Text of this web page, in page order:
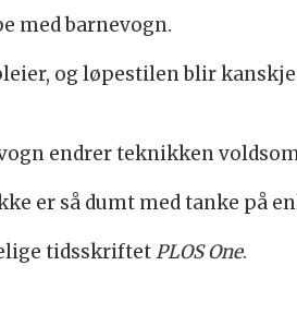
med barnevogn.
og løpestilen blir
endrer teknikken
er så dumt med tanke på
tidsskriftetPLOS One.